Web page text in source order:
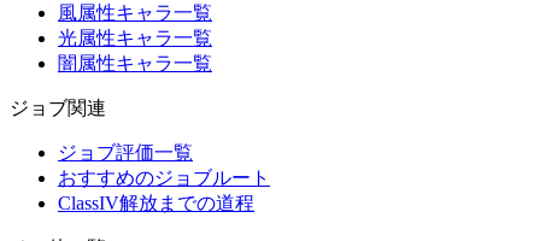
風属性キャラ一覧
光属性キャラ一覧
闇属性キャラ一覧
ジョブ関連
ジョブ評価一覧
おすすめのジョブルート
ClassIV解放までの道程